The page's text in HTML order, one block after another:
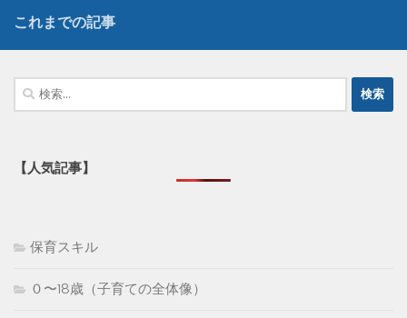
これまでの記事
検
索:
【人気記事】
保育スキル
０〜18歳（子育ての全体像）